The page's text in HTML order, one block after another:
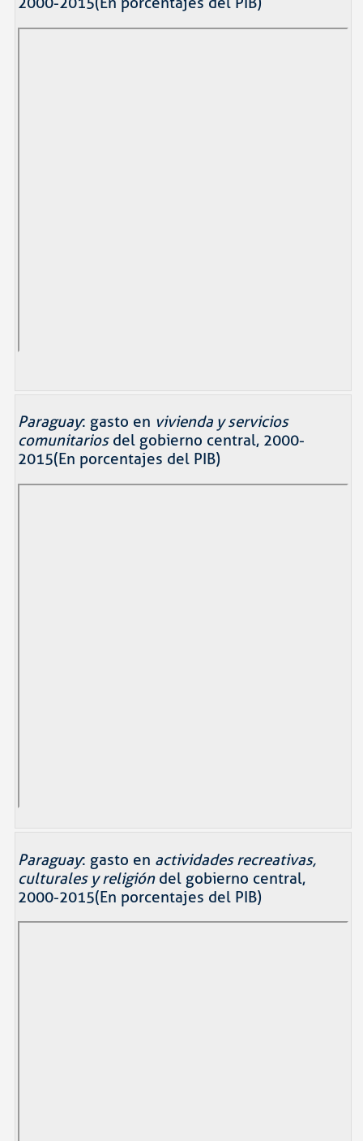
Paraguay: gasto en vivienda y servicios
comunitariosdel gobierno central, 2000-
2015(En porcentajes del PIB)
Paraguay: gasto en actividades recreativas,
culturales y religióndel gobierno central,
2000-2015(En porcentajes del PIB)